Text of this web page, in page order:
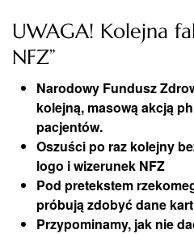
UWAGA! Kolejna
NFZ”
Narodowy Fundusz
kolejną, masową akcją
pacjentów.
Oszuści po raz kolejny
logo i wizerunek NFZ
Pod pretekstem
próbują zdobyć dane
Przypominamy, jak nie